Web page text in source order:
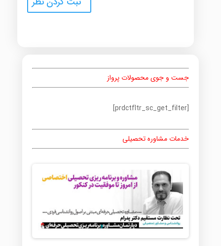
جست و جوی محصولات پرواز
[prdctfltr_sc_get_filter]
خدمات مشاوره تحصیلی